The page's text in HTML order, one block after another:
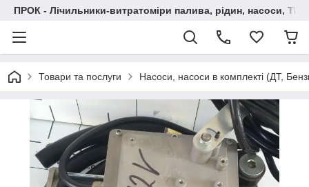
ПРОК - Лічильники-витратоміри палива, рідин, насоси,
Товари та послуги Насоси, насоси в комплекті (ДТ,